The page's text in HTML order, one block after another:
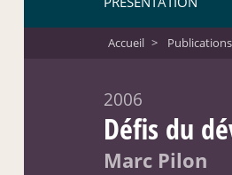
Accueil >
2006
Défis du
Marc Pilon